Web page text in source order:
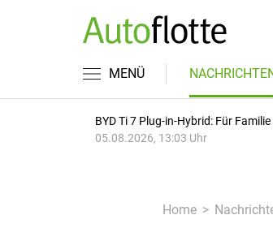
MENÜ
BYD Ti 7 Plug-in-Hybrid: Für
05.08.2026, 13:03 Uhr
Home